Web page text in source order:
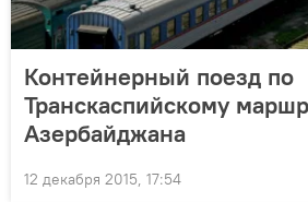
Контейнерный поезд по
Транскаспийскому
Азербайджана
12 декабря 2015, 17:54